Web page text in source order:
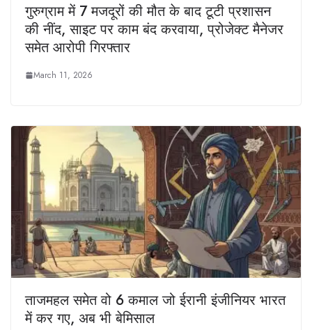
गुरुग्राम में 7 मजदूरों की मौत के बाद टूटी प्रशासन
की नींद, साइट पर काम बंद करवाया, प्रोजेक्ट मैनेजर
समेत आरोपी गिरफ्तार
March 11, 2026
ताजमहल समेत वो 6 कमाल जो ईरानी इंजीनियर भारत
में कर गए, अब भी बेमिसाल